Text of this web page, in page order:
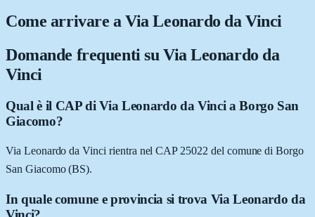
Come arrivare aVia Leonardo da Vinci
Domande frequenti su Via Leonardo da
Vinci
Qual è il CAP di Via Leonardo da Vinci a Borgo San
Giacomo?
Via Leonardo da Vinci rientra nel CAP 25022 del comune di Borgo
San Giacomo (BS).
In quale comune e provincia si trova Via Leonardo da